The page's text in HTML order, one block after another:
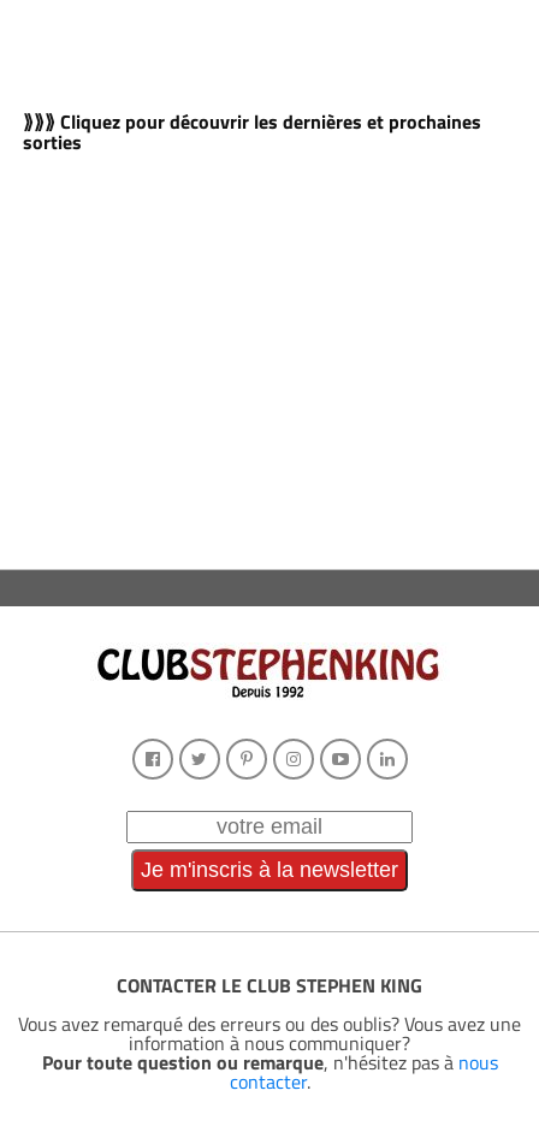
⟫⟫⟫ Cliquez pour découvrir les dernières et prochaines
sorties
CONTACTER LE CLUB STEPHEN KING
Vous avez remarqué des erreurs ou des oublis? Vous avez une
information à nous communiquer?
Pour toute question ou remarque, n'hésitez pas à nous
contacter.